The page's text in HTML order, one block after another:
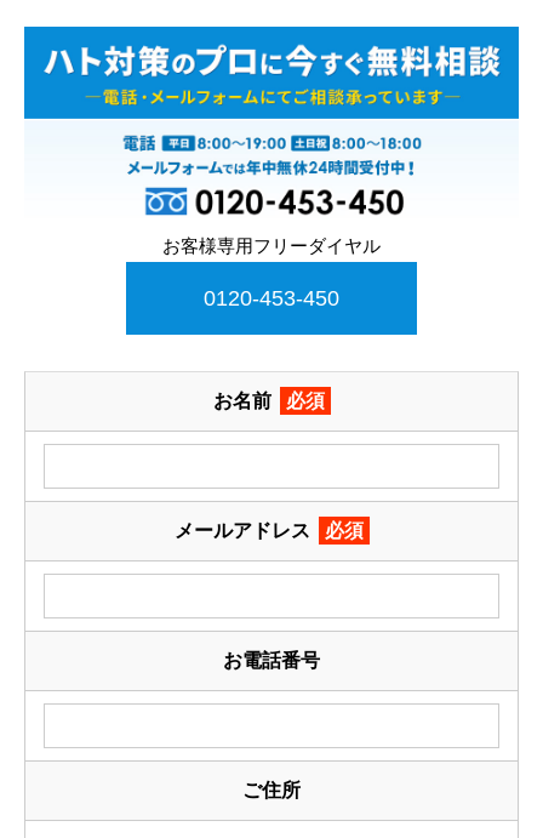
お客様専用フリーダイヤル
0120-453-450
お名前 必須
メールアドレス 必須
お電話番号
ご住所